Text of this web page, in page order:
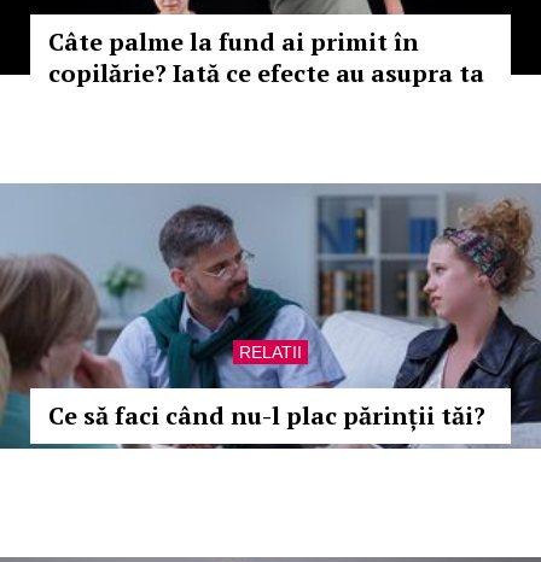
Câte palme la fund ai primit în
copilărie? Iată ce efecte au asupra ta
RELATII
Ce să faci când nu-l plac părinții tăi?